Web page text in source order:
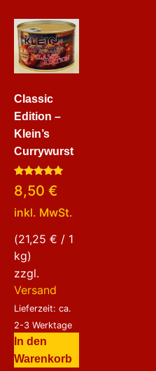
Classic
Edition –
Klein’s
Currywurst
Bewertet
mit
von 5
8,50 €
inkl. MwSt.
(21,25 € / 1
kg)
zzgl.
Versand
Lieferzeit: ca.
2-3 Werktage
In den
Warenkorb